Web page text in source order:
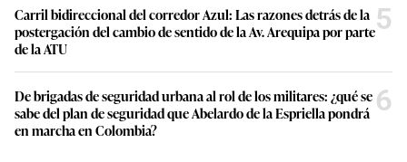
Carril bidireccional del corredor Azul: Las razones detrás de la
postergación del cambio de sentido de la Av. Arequipa por parte
de la ATU
5
De brigadas de seguridad urbana al rol de los militares: ¿qué se
sabe del plan de seguridad que Abelardo de la Espriella pondrá
en marcha en Colombia?
6